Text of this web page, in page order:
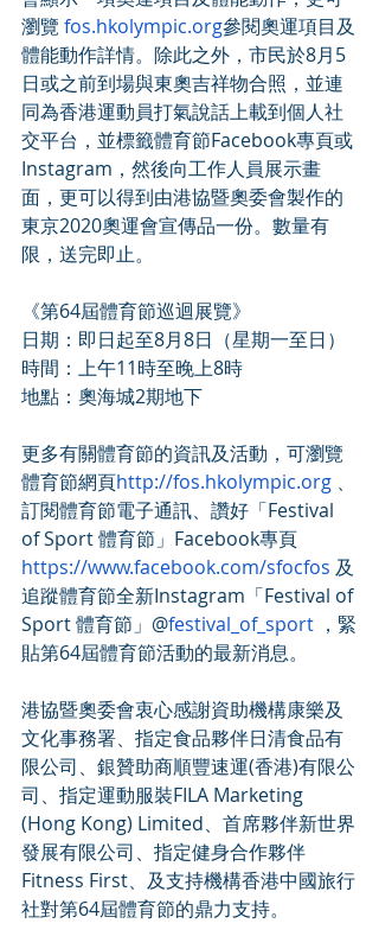
瀏覽 fos.hkolympic.org參閱奧運項目及
體能動作詳情。除此之外，市民於8月5
日或之前到場與東奧吉祥物合照，並連
同為香港運動員打氣說話上載到個人社
交平台，並標籤體育節Facebook專頁或
Instagram，然後向工作人員展示畫
面，更可以得到由港協暨奧委會製作的
東京2020奧運會宣傳品一份。數量有
限，送完即止。
《第64屆體育節巡迴展覽》
日期：即日起至8月8日（星期一至日）
時間：上午11時至晚上8時
地點：奧海城2期地下
更多有關體育節的資訊及活動，可瀏覽
體育節網頁http://fos.hkolympic.org 、
訂閱體育節電子通訊、讚好「Festival
of Sport 體育節」Facebook專頁
https://www.facebook.com/sfocfos 及
追蹤體育節全新Instagram「Festival of
Sport 體育節」@festival_of_sport ，緊
貼第64屆體育節活動的最新消息。
港協暨奧委會衷心感謝資助機構康樂及
文化事務署、指定食品夥伴日清食品有
限公司、銀贊助商順豐速運(香港)有限公
司、指定運動服裝FILA Marketing
(Hong Kong) Limited、首席夥伴新世界
發展有限公司、指定健身合作夥伴
Fitness First、及支持機構香港中國旅行
社對第64屆體育節的鼎力支持。